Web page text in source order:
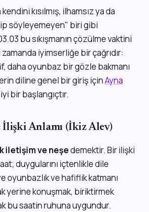
kısılmış, ilhamsız ya da
söyleyemeyen" biri gibi
bu sıkışmanın çözülme vaktini
iyimserliğe bir çağrıdır:
daha oyunbaz bir gözle bakmanı
diline genel bir giriş içinAyna
iyi bir başlangıçtır.
İlişki Anlamı (İkiz Alev)
iletişim ve neşedemektir. Bir ilişki
duygularını içtenlikle dile
oyunbazlık ve hafiflik katmanı
yerine konuşmak, biriktirmek
bu saatin ruhuna uygundur.